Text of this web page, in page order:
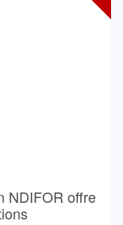
NDIFOR offre